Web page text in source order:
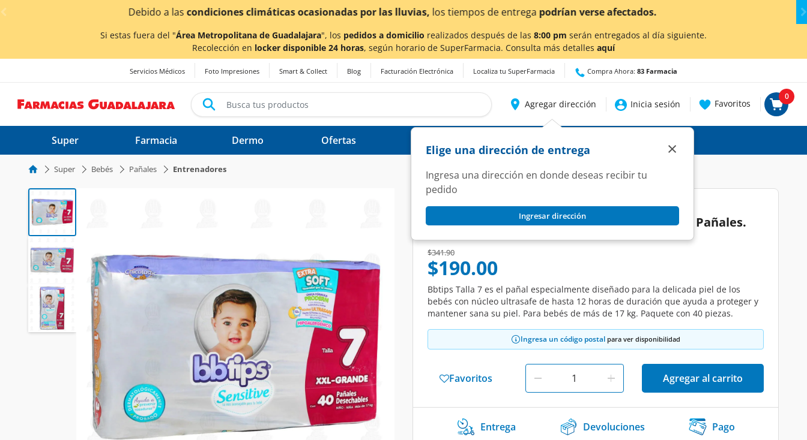
< div class="carousel-inner"> ¡Ahora también en Aguascalientes!Daclic aquípara conocer detalles.
Si estas fuera del "Área Metropolitana de Guadalajara", los pedidos a domicilio realizados después de las 8:00 pm serán entregados al día siguiente.
Recolección en locker disponible 24 horas, según horario de SuperFarmacia. Consulta más detalles aquí
Servicios Médicos Foto Impresiones Smart & Collect Blog Facturación Electrónica Localiza tu SuperFarmacia Compra Ahora: 83 Farmacia
Agregar dirección
Elige una dirección de entrega
Ingresa una dirección en donde deseas recibir tu
pedido
Ingresar dirección
×
Inicia sesión Favoritos
0
Super Farmacia Dermo Ofertas
Super Bebés Pañales Entrenadores
BBTIPS
Pañal Bbtips Sensitive Talla 7 XXL Grande, 40 Pañales.
Price reduced from
$341.90to
$190.00
Bbtips Talla 7 es el pañal especialmente diseñado para la delicada piel de los
bebés con núcleo ultrasafe de hasta 12 horas de duración que ayuda a proteger y
mantener sana su piel. Para bebés de más de 17 kg. Paquete con 40 piezas.
Ingresa un código postal para ver disponibilidad
Favoritos Agregar al carrito
Entrega Devoluciones Pago